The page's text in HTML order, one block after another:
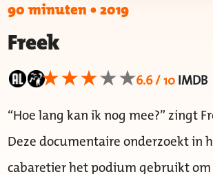
90 minuten•2019
Freek
6.6 / 10IMDB
“Hoe lang kan ik nog mee?” zingt
Deze documentaire onderzoekt in
cabaretier het podium gebruikt